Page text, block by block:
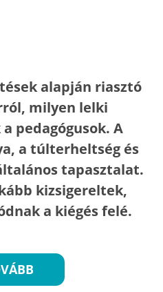
alapján riasztó
milyen lelki
pedagógusok. A
a túlterheltség és
tapasztalat.
kizsigereltek,
a kiégés felé.